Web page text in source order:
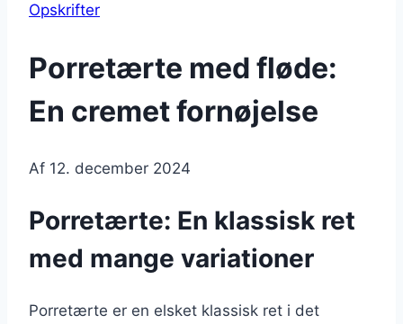
Opskrifter
Porretærte med fløde:
En cremet fornøjelse
Af 12. december 2024
Porretærte: En klassisk ret
med mange variationer
Porretærte er en elsket klassisk ret i det